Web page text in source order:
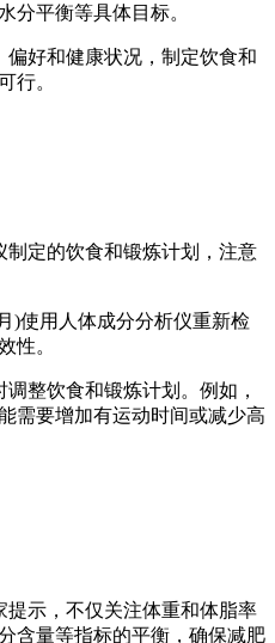
分平衡等具体目标。
好和健康状况，制定饮食和
行。
定的饮食和锻炼计划，注意
)使用人体成分分析仪重新检
性。
整饮食和锻炼计划。例如，
需要增加有运动时间或减少高
示，不仅关注体重和体脂率
含量等指标的平衡，确保减肥